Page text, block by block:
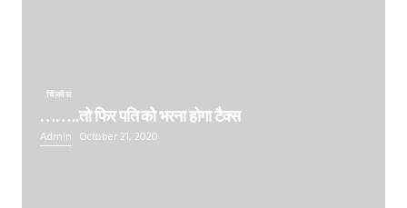
बिज़नेस
……..तो फिर पति को भरना होगा टैक्स
Admin October 21, 2020